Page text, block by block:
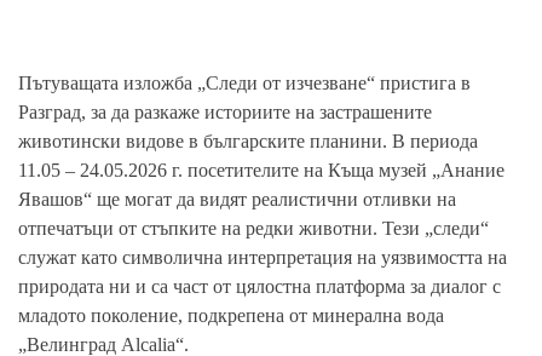
Пътуващата изложба „Следи от изчезване“ пристига в
Разград, за да разкаже историите на застрашените
животински видове в българските планини. В периода
11.05 – 24.05.2026 г. посетителите на Къща музей „Анание
Явашов“ ще могат да видят реалистични отливки на
отпечатъци от стъпките на редки животни. Тези „следи“
служат като символична интерпретация на уязвимостта на
природата ни и са част от цялостна платформа за диалог с
младото поколение, подкрепена от минерална вода
„Велинград Alcalia“.